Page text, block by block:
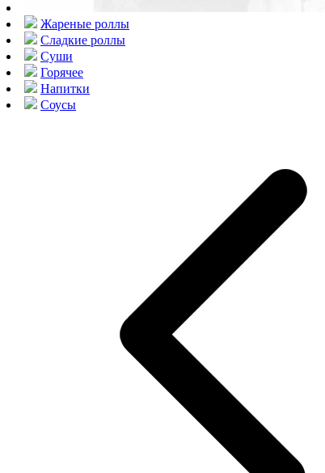
Жареные роллы
Сладкие роллы
Суши
Горячее
Напитки
Соусы